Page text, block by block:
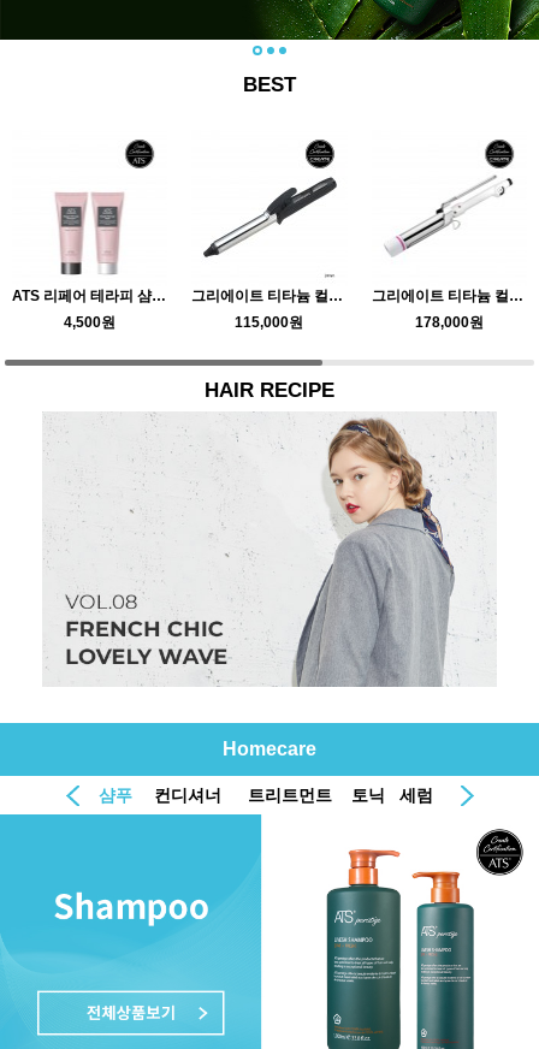
BEST
ATS 리페어 테라피 샴푸 & 마스크…
4,500원
그리에이트 티타늄 컬링미러
115,000원
그리에이트 티타늄 컬링아이롱 TR36…
178,000원
HAIR RECIPE
Homecare
샴푸 컨디셔너 트리트먼트 토닉 세럼 오일